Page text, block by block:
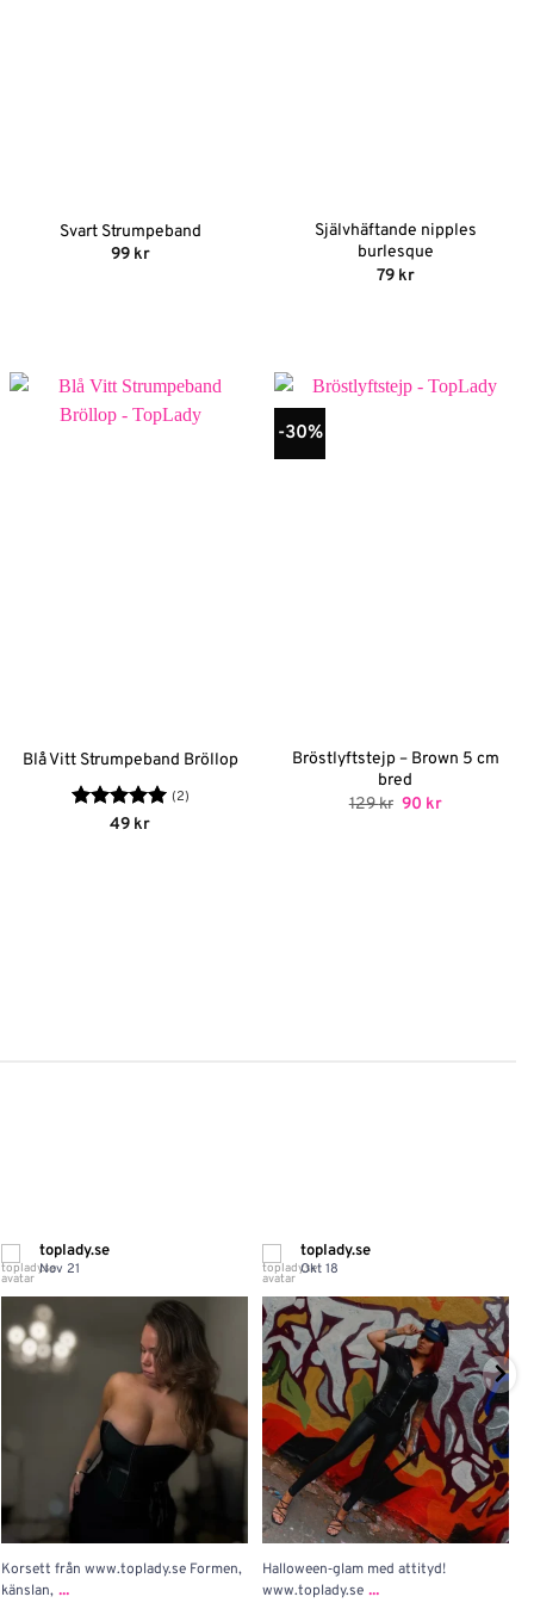
Svart Strumpeband
99 kr
Självhäftande nipples
burlesque
79 kr
Blå Vitt Strumpeband Bröllop
Betygsatt
(2)
49 kr
-30%
Bröstlyftstejp – Brown 5 cm
bred
129kr Det
90 krDet
toplady.se
Nov 21
Korsett från www.toplady.se Formen,
känslan, ...
toplady.se
Okt 18
Halloween‑glam med attityd!
www.toplady.se ...